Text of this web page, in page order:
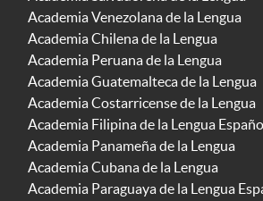
Academia Venezolana de la Lengua
Academia Chilena de la Lengua
Academia Peruana de la Lengua
Academia Guatemalteca de la Lengua
Academia Costarricense de la Lengua
Academia Filipina de la Lengua
Academia Panameña de la Lengua
Academia Cubana de la Lengua
Academia Paraguaya de la Lengua